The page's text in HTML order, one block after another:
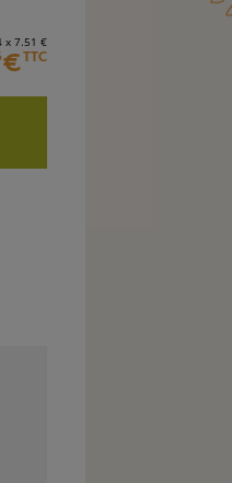
x 7.51 €
€TTC